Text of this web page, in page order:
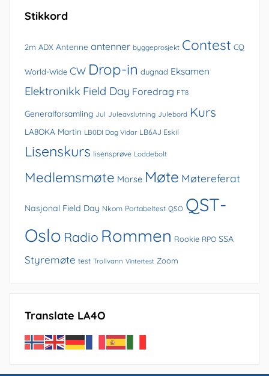
Stikkord
2m ADX Antenne antenner byggeprosjekt Contest CQ
World-Wide CW Drop-in dugnad Eksamen
Elektronikk Field Day Foredrag FT8
Generalforsamling Jul Juleavslutning Julebord Kurs
LA8OKA Martin LB0DI Dag Vidar LB6AJ Eskil
Lisenskurs lisensprøve Loddebolt
Medlemsmøte Morse Møte Møtereferat
Nasjonal Field Day Nkom Portabeltest QSO QST-
Oslo Radio Rommen Rookie RPO SSA
Styremøte test Trollvann Vintertest Zoom
Translate LA4O